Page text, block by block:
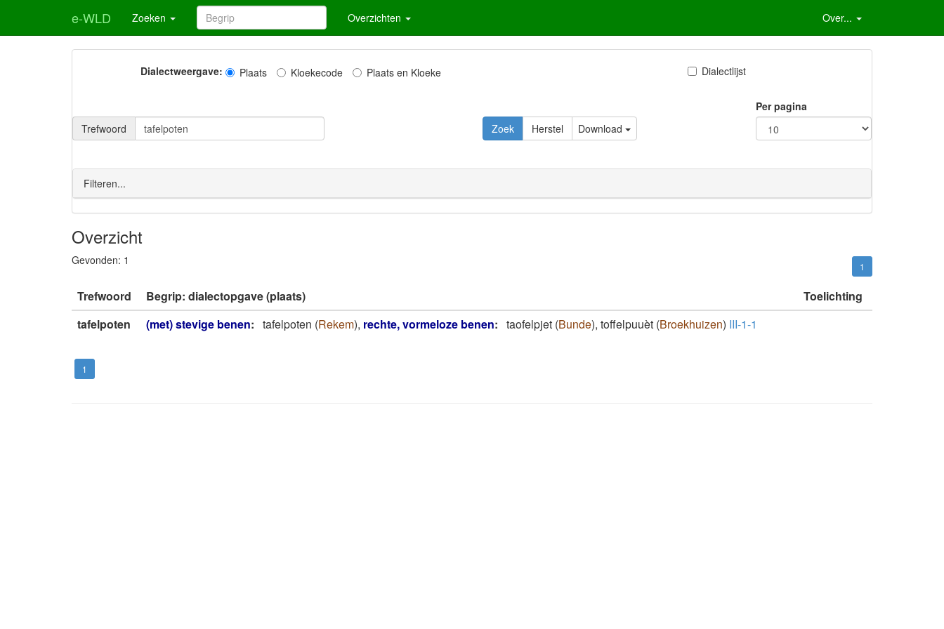
e-WLD Zoeken Overzichten Over...
Dialectweergave: Plaats Kloekecode Plaats en Kloeke Dialectlijst
Trefwoord Download
Per pagina
Filteren...
Overzicht
Gevonden: 1 1
Trefwoord Begrip: dialectopgave (plaats)
Toelichting
tafelpoten
(met) stevige benen: tafelpoten (Rekem), rechte, vormeloze benen: taofelpjet (Bunde), toffelpuuèt (Broekhuizen) III-1-1
1